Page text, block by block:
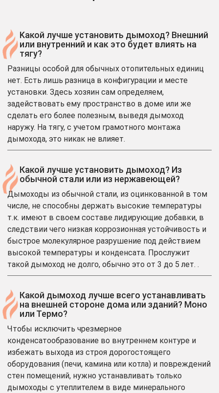
Kакой лучше установить дымоход? Внешний
или внутренний и как это будет влиять на
тягу?
Разницы особой для обычных отопительных единиц
нет. Есть лишь разница в конфигурации и месте
установки. Здесь хозяин сам определяем,
задействовать ему пространство в доме или же
сделать его более полезным, выведя дымоход
наружу. На тягу, с учетом грамотного монтажа
дымохода, это никак не влияет.
Какой лучше установить дымоход? Из
обычной стали или из нержавеющей?
Дымоходы из обычной стали, из оцинкованной в том
числе, не способны держать высокие температуры
т.к. имеют в своем составе лидирующие добавки, в
следствии чего низкая коррозионная устойчивость и
быстрое молекулярное разрушение под действием
высокой температуры и конденсата. Прослужит
такой дымоход не долго, обычно это от 3 до 5 лет. .
Какой дымоход лучше всего устанавливать
на внешней стороне дома или зданий? Моно
или Термо?
Чтобы исключить чрезмерное
конденсатообразование во внутреннем контуре и
избежать выхода из строя дорогостоящего
оборудования (печи, камина или котла) и повреждений
стен помещений, нужно устанавливать только
дымоходы с утеплителем в виде минерального